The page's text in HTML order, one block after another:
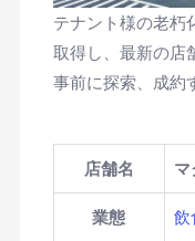
テナント様の老朽
取得し、最新の店
事前に探索、成約
店舗名
業態 飲